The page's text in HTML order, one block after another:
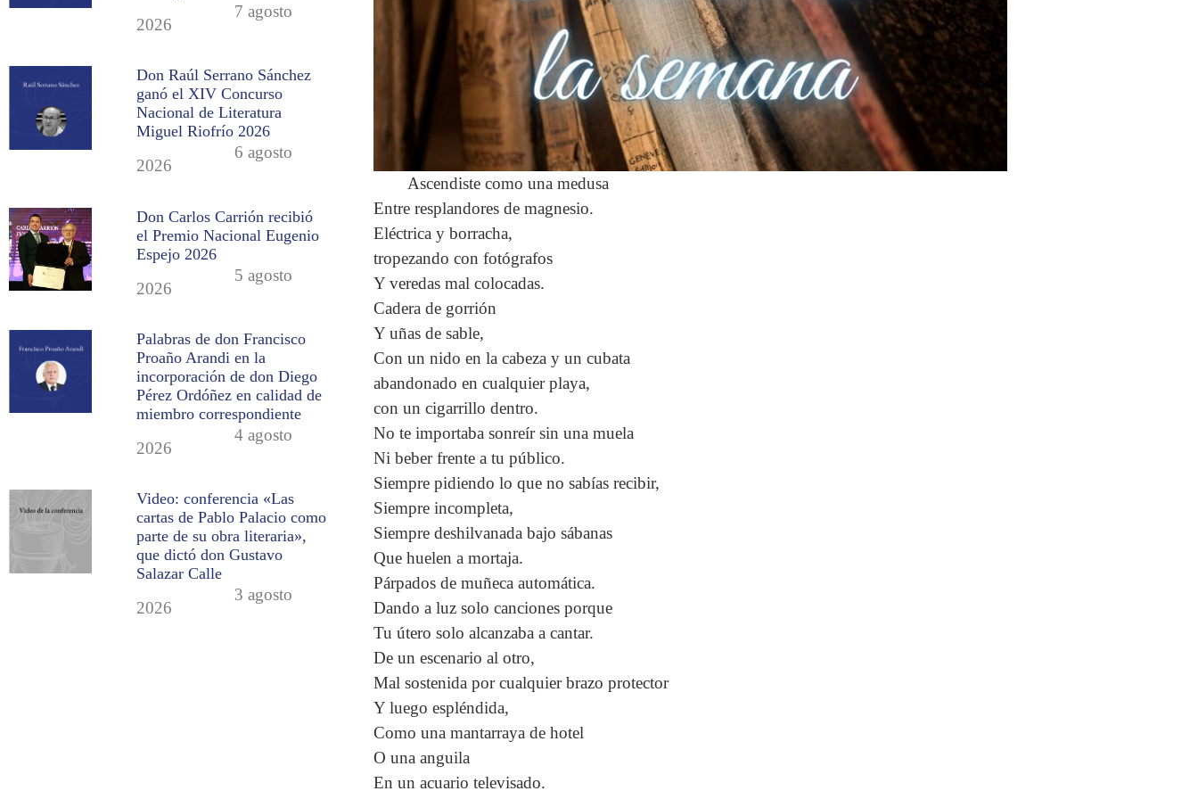
7 agosto
2026
Don Raúl Serrano Sánchez
ganó el XIV Concurso
Nacional de Literatura
Miguel Riofrío 2026
6 agosto
2026
Don Carlos Carrión recibió
el Premio Nacional Eugenio
Espejo 2026
5 agosto
2026
Palabras de don Francisco
Proaño Arandi en la
incorporación de don Diego
Pérez Ordóñez en calidad de
miembro correspondiente
4 agosto
2026
Video: conferencia «Las
cartas de Pablo Palacio como
parte de su obra literaria»,
que dictó don Gustavo
Salazar Calle
3 agosto
2026
Ascendiste como una medusa
Entre resplandores de magnesio.
Eléctrica y borracha,
tropezando con fotógrafos
Y veredas mal colocadas.
Cadera de gorrión
Y uñas de sable,
Con un nido en la cabeza y un cubata
abandonado en cualquier playa,
con un cigarrillo dentro.
No te importaba sonreír sin una muela
Ni beber frente a tu público.
Siempre pidiendo lo que no sabías recibir,
Siempre incompleta,
Siempre deshilvanada bajo sábanas
Que huelen a mortaja.
Párpados de muñeca automática.
Dando a luz solo canciones porque
Tu útero solo alcanzaba a cantar.
De un escenario al otro,
Mal sostenida por cualquier brazo protector
Y luego espléndida,
Como una mantarraya de hotel
O una anguila
En un acuario televisado.